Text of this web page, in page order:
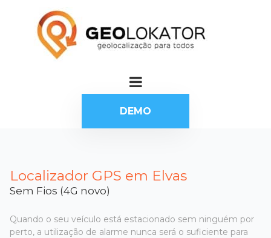
DEMO
Localizador GPS em Elvas
Sem Fios (4G novo)
Quando o seu veículo está estacionado sem ninguém por
perto, a utilização de alarme nunca será o suficiente para